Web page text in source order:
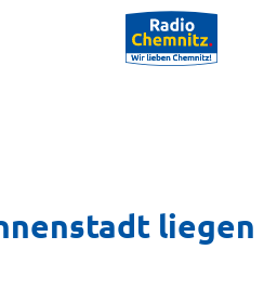
liegen